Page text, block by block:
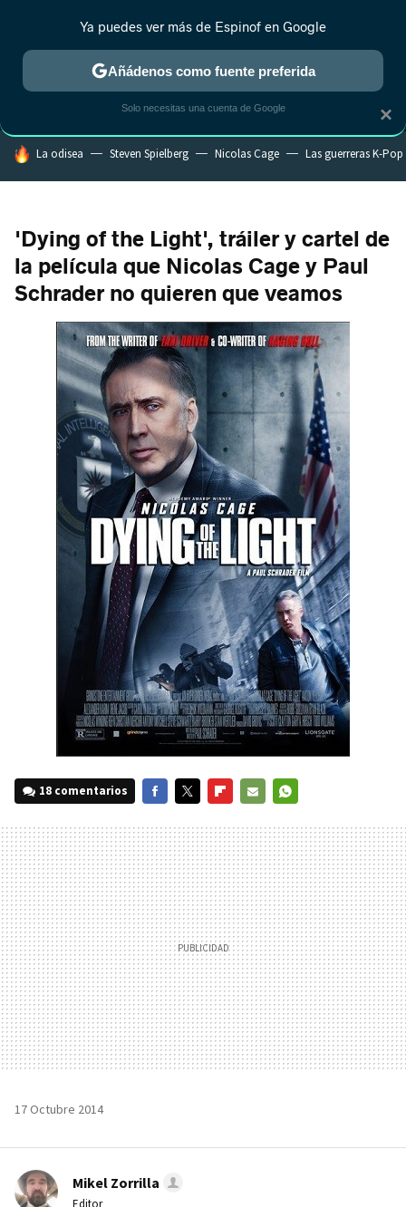
MENÚ NUEVO
ESTRENOS REALITY ANIME RANKINGS CINE
HOY SE HABLA DE
La odisea Steven Spielberg Nicolas Cage Las guerreras K-Pop
'Dying of the Light', tráiler y cartel de
la película que Nicolas Cage y Paul
Schrader no quieren que veamos
18 comentarios
MAIL
17 Octubre 2014
Mikel Zorrilla
Editor
×
Ya puedes ver más de Espinof en Google
Añádenos como fuente preferida
Solo necesitas una cuenta de Google